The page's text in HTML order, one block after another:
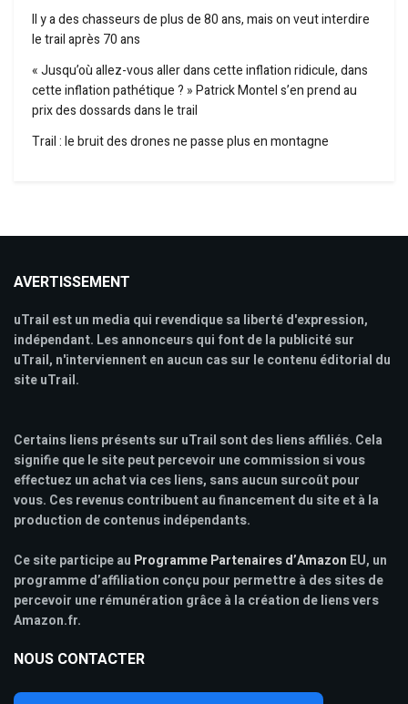
Il y a des chasseurs de plus de 80 ans, mais on veut interdire
le trail après 70 ans
« Jusqu’où allez-vous aller dans cette inflation ridicule, dans
cette inflation pathétique ? » Patrick Montel s’en prend au
prix des dossards dans le trail
Trail : le bruit des drones ne passe plus en montagne
AVERTISSEMENT
uTrail est un media qui revendique sa liberté d'expression,
indépendant. Les annonceurs qui font de la publicité sur
uTrail, n'interviennent en aucun cas sur le contenu éditorial du
site uTrail.
Certains liens présents sur uTrail sont des liens affiliés. Cela
signifie que le site peut percevoir une commission si vous
effectuez un achat via ces liens, sans aucun surcoût pour
vous. Ces revenus contribuent au financement du site et à la
production de contenus indépendants.
Ce site participe au Programme Partenaires d’Amazon EU, un
programme d’affiliation conçu pour permettre à des sites de
percevoir une rémunération grâce à la création de liens vers
Amazon.fr.
NOUS CONTACTER